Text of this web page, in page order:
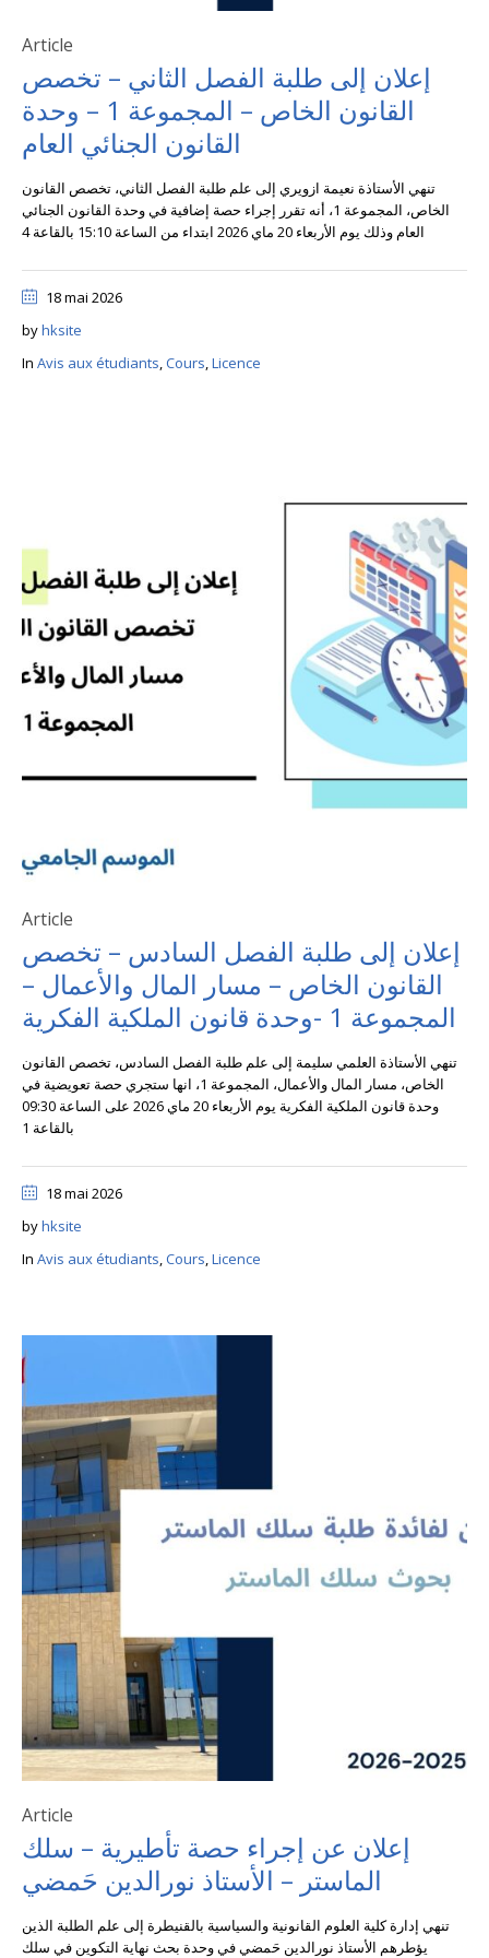
Article
إعلان إلى طلبة الفصل الثاني – تخصص
القانون الخاص – المجموعة 1 – وحدة
القانون الجنائي العام
تنهي الأستاذة نعيمة ازويري إلى علم طلبة الفصل الثاني، تخصص القانون
الخاص، المجموعة 1، أنه تقرر إجراء حصة إضافية في وحدة القانون الجنائي
العام وذلك يوم الأربعاء 20 ماي 2026 ابتداء من الساعة 15:10 بالقاعة 4
18 mai 2026
byhksite
In Avis aux étudiants,Cours,Licence
Article
إعلان إلى طلبة الفصل السادس – تخصص
القانون الخاص – مسار المال والأعمال –
المجموعة 1 -وحدة قانون الملكية الفكرية
تنهي الأستاذة العلمي سليمة إلى علم طلبة الفصل السادس، تخصص القانون
الخاص، مسار المال والأعمال، المجموعة 1، انها ستجري حصة تعويضية في
وحدة قانون الملكية الفكرية يوم الأربعاء 20 ماي 2026 على الساعة 09:30
بالقاعة 1
18 mai 2026
byhksite
In Avis aux étudiants,Cours,Licence
Article
إعلان عن إجراء حصة تأطيرية – سلك
الماستر – الأستاذ نورالدين حَمضي
تنهي إدارة كلية العلوم القانونية والسياسية بالقنيطرة إلى علم الطلبة الذين
يؤطرهم الأستاذ نورالدين حَمضي في وحدة بحث نهاية التكوين في سلك